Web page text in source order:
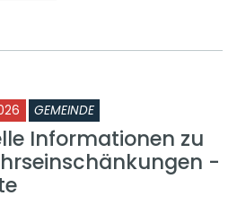
GEMEINDE
Informationen zu
-